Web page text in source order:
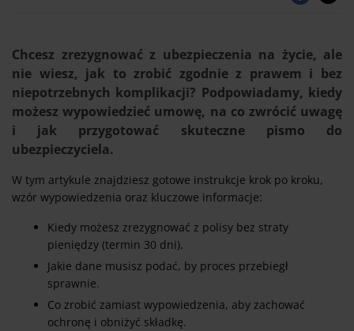
Chcesz zrezygnować z ubezpieczenia na życie, ale
nie wiesz, jak to zrobić zgodnie z prawem i bez
niepotrzebnych komplikacji? Podpowiadamy, kiedy
możesz wypowiedzieć umowę, na co zwrócić uwagę
i jak przygotować skuteczne pismo do
ubezpieczyciela.
W tym artykule znajdziesz gotowe instrukcje krok po kroku,
wzór wypowiedzenia oraz kluczowe informacje:
Kiedy możesz zrezygnować z polisy bez straty
pieniędzy (termin 30 dni).
Jakie dane musisz podać, by proces przebiegł
sprawnie.
Co zrobić zamiast wypowiedzenia, aby zachować
ochronę i obniżyć składkę.